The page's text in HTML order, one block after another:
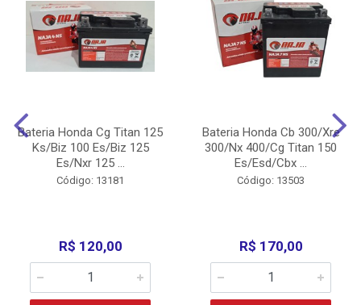
Bateria Honda Cg Titan 125
Ks/Biz 100 Es/Biz 125
Es/Nxr 125 ...
Código: 13181
R$ 120,00
Bateria Honda Cb 300/Xre
300/Nx 400/Cg Titan 150
Es/Esd/Cbx ...
Código: 13503
R$ 170,00